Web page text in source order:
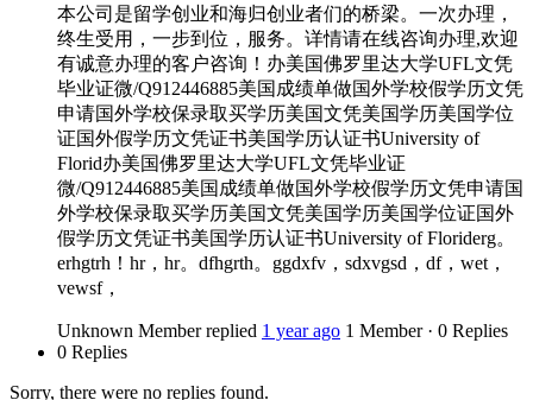
本公司是留学创业和海归创业者们的桥梁。一次办理，
终生受用，一步到位，服务。详情请在线咨询办理,欢迎
有诚意办理的客户咨询！办美国佛罗里达大学UFL文凭
毕业证微/Q912446885美国成绩单做国外学校假学历文凭
申请国外学校保录取买学历美国文凭美国学历美国学位
证国外假学历文凭证书美国学历认证书University of
Florid办美国佛罗里达大学UFL文凭毕业证
微/Q912446885美国成绩单做国外学校假学历文凭申请国
外学校保录取买学历美国文凭美国学历美国学位证国外
假学历文凭证书美国学历认证书University of Floriderg。
erhgtrh！hr，hr。dfhgrth。ggdxfv，sdxvgsd，df，wet，
vewsf，
Unknown Member replied 1 year ago 1 Member · 0 Replies
0 Replies
Sorry, there were no replies found.